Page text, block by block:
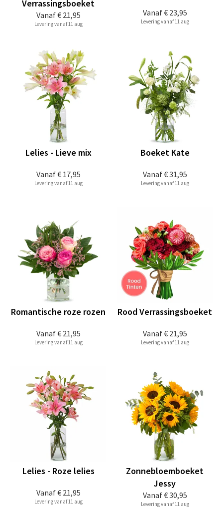
Vanaf€ 21,95
Verrassingsboeket
Levering vanaf 11 aug
Vanaf€ 23,95
Levering vanaf 11 aug
Vanaf€ 17,95
Lelies - Lieve mix
Levering vanaf 11 aug
Vanaf€ 31,95
Boeket Kate
Levering vanaf 11 aug
Vanaf€ 21,95
Romantische roze rozen
Levering vanaf 11 aug
Vanaf€ 21,95
Rood Verrassingsboeket
Levering vanaf 11 aug
Vanaf€ 21,95
Lelies - Roze lelies
Levering vanaf 11 aug
Vanaf€ 30,95
Zonnebloemboeket
Jessy
Levering vanaf 11 aug